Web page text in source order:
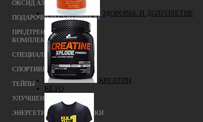
ЗДОРОВЬЕ И ДОЛГОЛЕТИЕ
КРЕАТИН
KETO
ОКСИД АЗОТА (NO, AAKG)
ПОДАРОЧНЫЙ СЕРТИФИКАТ
ПРЕДТРЕНИРОВОЧНЫЕ
КОМПЛЕКСЫ
СПЕЦИАЛЬНЫЕ ДОБАВКИ
СПОРТИВНЫЕ БАТОНЧИКИ
ТЕЙПЫ
УЛУЧШЕНИЕ СНА
ЭНЕРГЕТИЧЕСКИЕ ДОБАВКИ